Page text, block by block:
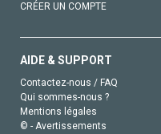
CRÉER UN COMPTE
AIDE & SUPPORT
Contactez-nous / FAQ
Qui sommes-nous ?
Mentions légales
© - Avertissements